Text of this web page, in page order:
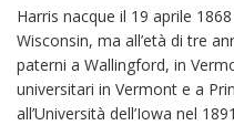
Harris nacque il 19 aprile
Wisconsin, ma all’età di tre
paterni a Wallingford, in
universitari in Vermont e a
all’Università dell’Iowa nel